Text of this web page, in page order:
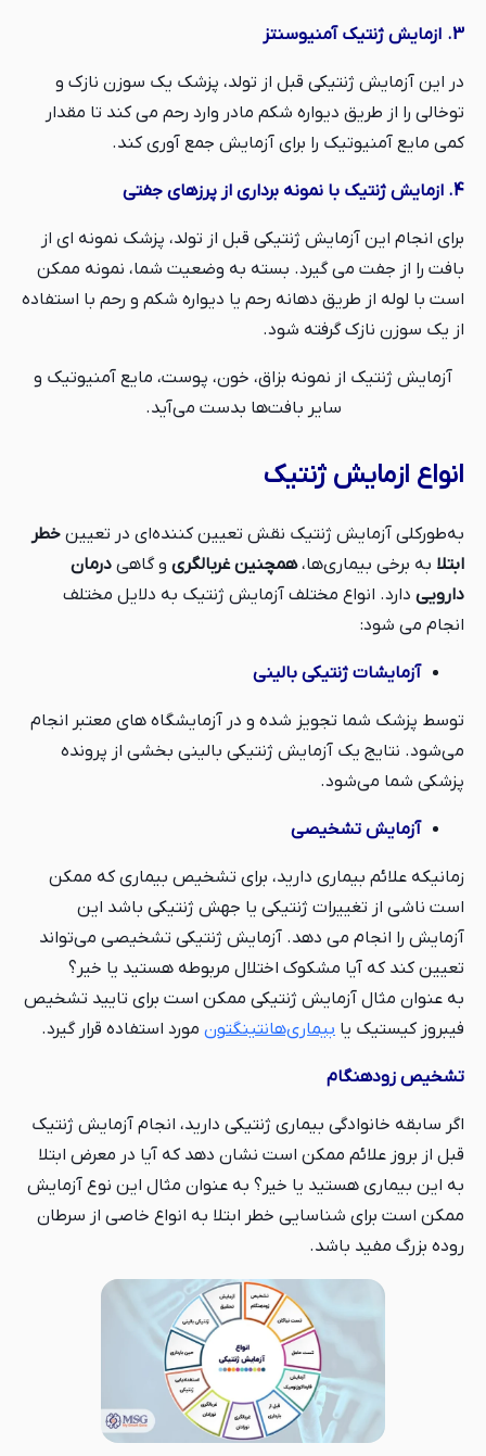
3. ازمایش ژنتیک آمنیوسنتز
در این آزمایش ژنتیکی قبل از تولد، پزشک یک سوزن نازک و
توخالی را از طریق دیواره شکم مادر وارد رحم می کند تا مقدار
کمی مایع آمنیوتیک را برای آزمایش جمع آوری کند.
4. ازمایش ژنتیک با نمونه برداری از پرزهای جفتی
برای انجام این آزمایش ژنتیکی قبل از تولد، پزشک نمونه ای از
بافت را از جفت می گیرد. بسته به وضعیت شما، نمونه ممکن
است با لوله از طریق دهانه رحم یا دیواره شکم و رحم با استفاده
از یک سوزن نازک گرفته شود.
آزمایش ژنتیک از نمونه بزاق، خون، پوست، مایع آمنیوتیک و
سایر بافت‌ها بدست می‌آید.
انواع ازمایش ژنتیک
به‌طورکلی آزمایش ژنتیک نقش تعیین کننده‌ای در تعیین خطر
ابتلا به برخی بیماری‌ها،همچنین غربالگری و گاهی درمان
دارویی دارد. انواع مختلف آزمایش ژنتیک به دلایل مختلف
انجام می شود:
آزمایشات ژنتیکی بالینی
توسط پزشک شما تجویز شده و در آزمایشگاه های معتبر انجام
می‌شود. نتایج یک آزمایش ژنتیکی بالینی بخشی از پرونده
پزشکی شما می‌شود.
آزمایش تشخیصی
زمانیکه علائم بیماری دارید، برای تشخیص بیماری که ممکن
است ناشی از تغییرات ژنتیکی یا جهش ژنتیکی باشد این
آزمایش را انجام می‌ دهد. آزمایش ژنتیکی تشخیصی می‌تواند
تعیین کند که آیا مشکوک اختلال مربوطه هستید یا خیر؟
به عنوان مثال آزمایش ژنتیکی ممکن است برای تایید تشخیص
فیبروز کیستیک یا بیماری‌هانتینگتون مورد استفاده قرار گیرد.
تشخیص زودهنگام
اگر سابقه خانوادگی بیماری ژنتیکی دارید، انجام آزمایش ژنتیک
قبل از بروز علائم ممکن است نشان دهد که آیا در معرض ابتلا
به این بیماری هستید یا خیر؟ به عنوان مثال این نوع آزمایش
ممکن است برای شناسایی خطر ابتلا به انواع خاصی از سرطان
روده بزرگ مفید باشد.